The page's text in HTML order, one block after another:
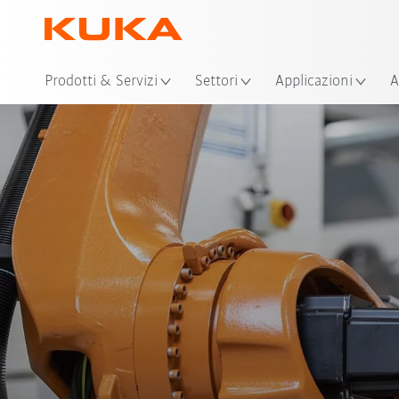
Prodotti & Servizi Settori Applicazioni